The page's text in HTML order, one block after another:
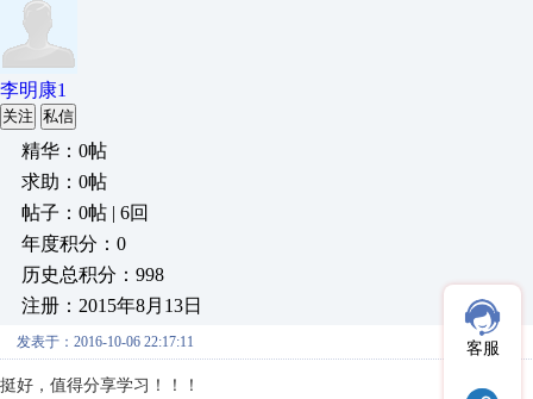
李明康1
关注 私信
精华：0帖
求助：0帖
帖子：0帖 | 6回
年度积分：0
历史总积分：998
注册：2015年8月13日
发表于：2016-10-06 22:17:11
挺好，值得分享学习！！！
客服